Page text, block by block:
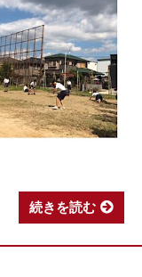
続きを読む